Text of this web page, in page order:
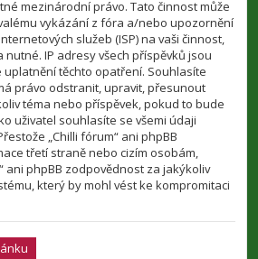
mezinárodní právo. Tato činnost může
vykázání z fóra a/nebo upozornění
služeb (ISP) na vaši činnost,
IP adresy všech příspěvků jsou
těchto opatření. Souhlasíte
právo odstranit, upravit, přesunout
téma nebo příspěvek, pokud to bude
uživatel souhlasíte se všemi údaji
„Chilli fórum“ ani phpBB
třetí straně nebo cizím osobám,
ani phpBB zodpovědnost za jakýkoliv
který by mohl vést ke kompromitaci